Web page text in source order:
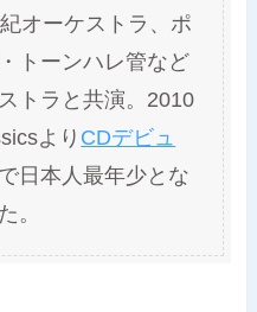
オーケストラ、ポ
トーンハレ管など
トラと共演。2010
より CDデビュ
日本人最年少とな
。